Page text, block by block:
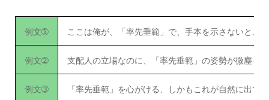
例文➀ ここは俺が、「率先垂範」で、手本を示さないと、
例文➁ 支配人の立場なのに、「率先垂範」の姿勢が微塵も
例文➂ 「率先垂範」を心がける、しかもこれが自然に出て